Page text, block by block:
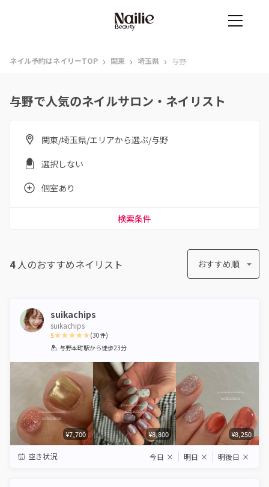
ネイル予約はネイリーTOP › 関東 › 埼玉県 › 与野
与野で人気のネイルサロン・ネイリスト
関東/埼玉県/エリアから選ぶ/与野
選択しない
個室あり
検索条件
4人のおすすめネイリスト おすすめ順
suikachips
suikachips
5
1 2 3 4 5
(30件)
与野本町駅から徒歩23分
¥7,700 ¥8,800 ¥8,250
空き状況 今日 × 明日 × 明後日 ×